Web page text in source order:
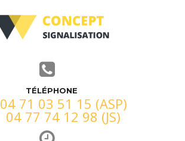
TÉLÉPHONE
04 71 03 51 15 (ASP)
04 77 74 12 98 (JS)